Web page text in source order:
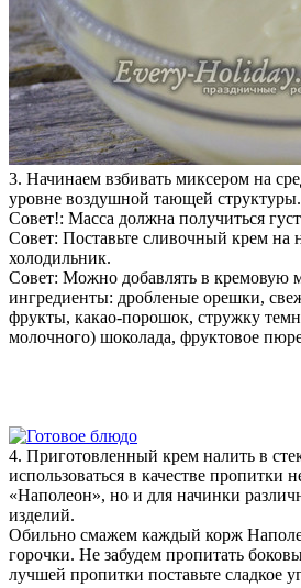
3. Начинаем взбивать миксером на
уровне воздушной тающей структуры.
Совет!: Масса должна получиться
Совет: Поставьте сливочный крем на
холодильник.
Совет: Можно добавлять в кремовую
ингредиенты: дробленые орешки,
фрукты, какао-порошок, стружку
молочного) шоколада, фруктовое
4. Приготовленный крем налить в
использоваться в качестве пропитки
«Наполеон», но и для начинки
изделий.
Обильно смажем каждый корж
горочки. Не забудем пропитать
лучшей пропитки поставьте сладкое